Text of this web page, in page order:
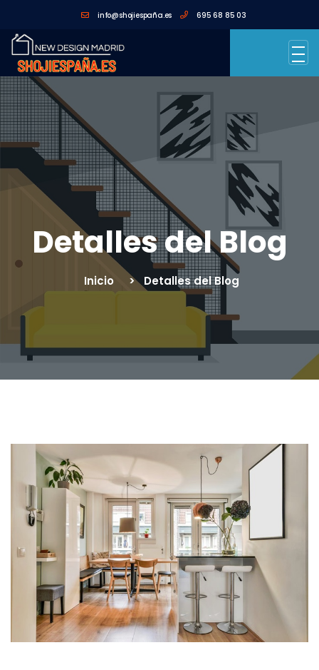
info@shojiespaña.es 695 68 85 03
Detalles del Blog
Inicio Detalles del Blog